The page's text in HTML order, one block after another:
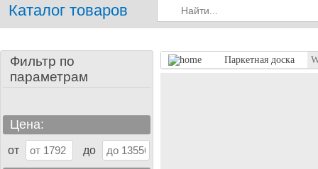
Каталог товаров
Фильтр по
параметрам
Цена:
от до
Паркетная доска